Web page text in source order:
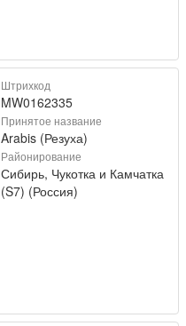
Штрихкод
MW0162335
Принятое название
Arabis (Резуха)
Районирование
Сибирь, Чукотка и Камчатка
(S7) (Россия)